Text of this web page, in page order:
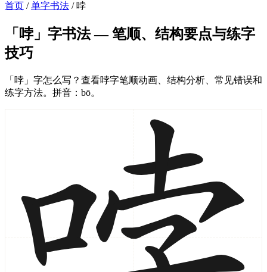
首页 / 单字书法 / 哱
「哱」字书法 — 笔顺、结构要点与练字
技巧
「哱」字怎么写？查看哱字笔顺动画、结构分析、常见错误和
练字方法。拼音：bō。